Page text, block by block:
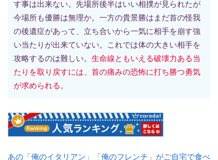
す事は出来ない。先場所後半はいい相撲が見られたが
今場所も優勝は無理か。一方の貴景勝はまだ首の怪我
の後遺症があって、立ち合いから一気に相手を崩す強
い当たりが出来ていない。これでは体の大きい相手を
攻略するのは難しい。 生命線ともいえる破壊力ある当
たりを取り戻すには、首の痛みの恐怖に打ち勝つ勇気
が求められる 。
あの「俺のイタリアン」「俺のフレンチ」がご自宅で食べ